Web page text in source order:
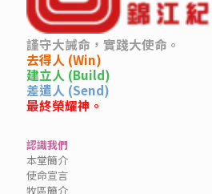
謹守大誡命，實踐大使命。
去得人 (Win)
建立人 (Build)
差遣人 (Send)
最終榮耀神。
認識我們
本堂簡介
使命宣言
牧區簡介